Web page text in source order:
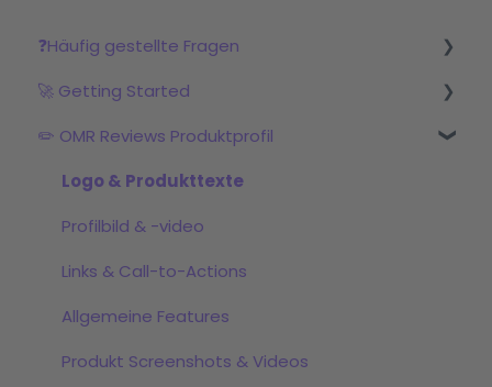
❓Häufig gestellte Fragen
Was ist OMR Reviews?
Welche Pakete & Services werden angeboten?
OMR Reviews Produktprofil
Bewertungen
Badges
OMRviewer & Buyer-Intent-Daten
AI Visibility Dashboard
🚀 Getting Started
Schritt 1: Profil einrichten im OMR Manager
Schritt 2: Bewertungskampagne starten
Schritt 3: Mit dem OMRviewer starten
✏️ OMR Reviews Produktprofil
Logo & Produkttexte
Profilbild & -video
Links & Call-to-Actions
Allgemeine Features
Produkt Screenshots & Videos